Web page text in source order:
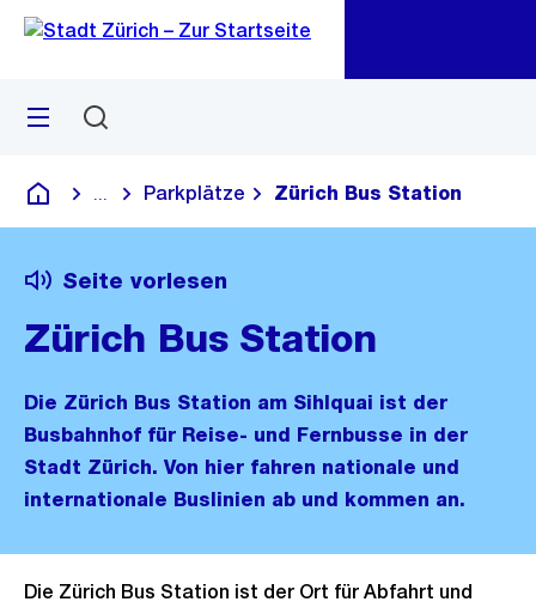
Navigation
Sprunglink
Menü
Deutsch
Blende alle Breadcrumbs ein
Parkplätze Zürich Bus Station
Seite vorlesen
Zürich Bus Station
Die Zürich Bus Station am Sihlquai ist der
Busbahnhof für Reise- und Fernbusse in der
Stadt Zürich. Von hier fahren nationale und
internationale Buslinien ab und kommen an.
Die Zürich Bus Station ist der Ort für Abfahrt und